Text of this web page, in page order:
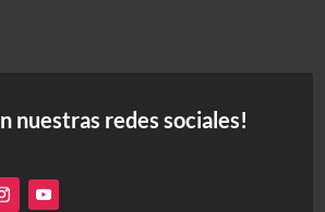
nuestras redes sociales!